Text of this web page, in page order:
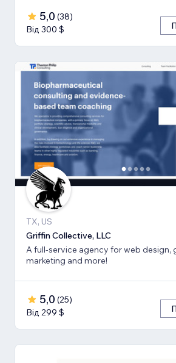
5,0 (38)
Від 300 $
TX, US
Griffin Collective, LLC
A full-service agency for web design,
marketing and more!
5,0 (25)
Від 299 $